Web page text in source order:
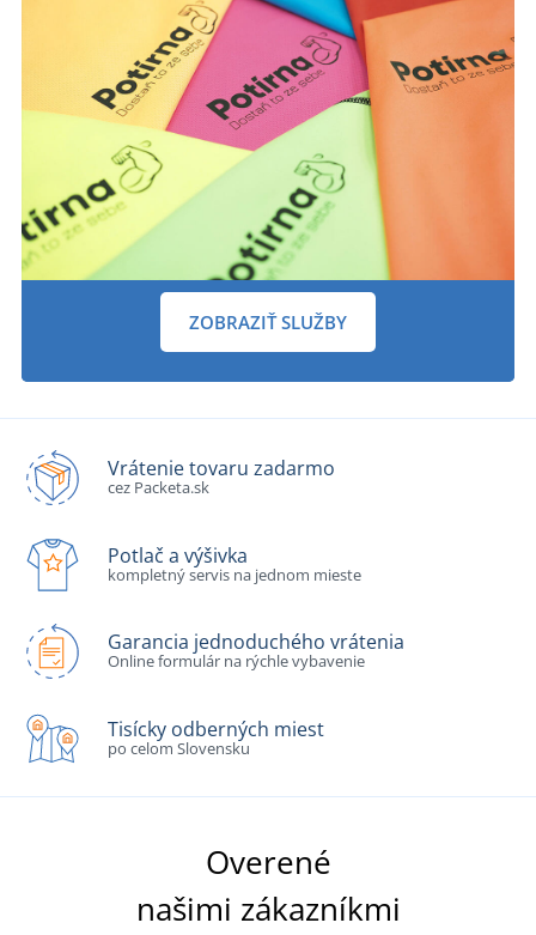
ZOBRAZIŤ SLUŽBY
Vrátenie tovaru zadarmo
cez Packeta.sk
Potlač a výšivka
kompletný servis na jednom mieste
Garancia jednoduchého vrátenia
Online formulár na rýchle vybavenie
Tisícky odberných miest
po celom Slovensku
Overené
našimi zákazníkmi